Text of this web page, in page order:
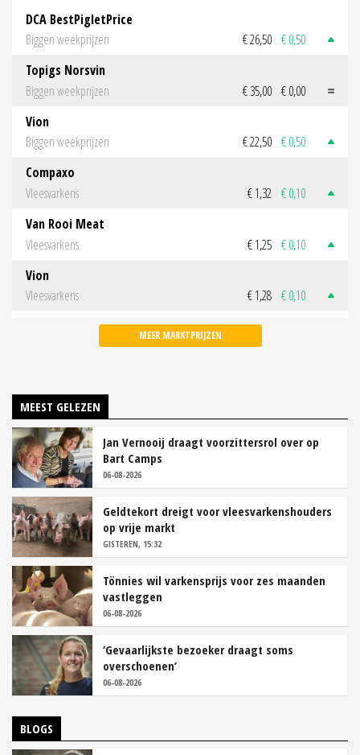
DCA BestPigletPrice
Biggen weekprijzen
€ 26,50 € 0,50
Topigs Norsvin
Biggen weekprijzen
€ 35,00 € 0,00
Vion
Biggen weekprijzen
€ 22,50 € 0,50
Compaxo
Vleesvarkens
€ 1,32 € 0,10
Van Rooi Meat
Vleesvarkens
€ 1,25 € 0,10
Vion
Vleesvarkens
€ 1,28 € 0,10
MEER MARKTPRIJZEN
MEEST GELEZEN
Jan Vernooij draagt voorzittersrol over op
Bart Camps
06-08-2026
Geldtekort dreigt voor vleesvarkenshouders
op vrije markt
GISTEREN, 15:32
Tönnies wil varkensprijs voor zes maanden
vastleggen
06-08-2026
‘Gevaarlijkste bezoeker draagt soms
overschoenen’
06-08-2026
BLOGS